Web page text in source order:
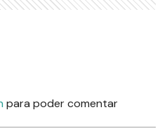
para poder comentar